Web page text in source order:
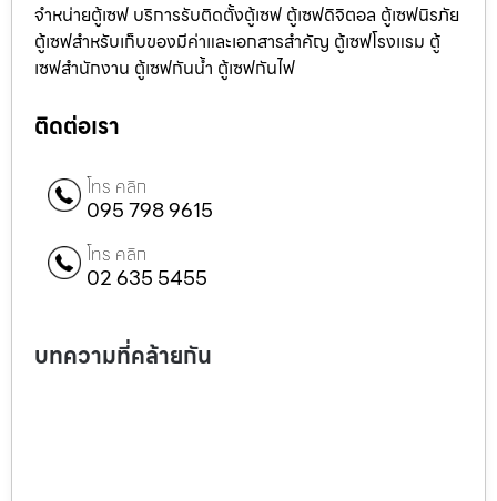
จำหน่ายตู้เซฟ บริการรับติดตั้งตู้เซฟ ตู้เซฟดิจิตอล ตู้เซฟนิรภัย
ตู้เซฟสำหรับเก็บของมีค่าและเอกสารสำคัญ ตู้เซฟโรงแรม ตู้
เซฟสำนักงาน ตู้เซฟกันน้ำ ตู้เซฟกันไฟ
ติดต่อเรา
โทร คลิก
095 798 9615
โทร คลิก
02 635 5455
บทความที่คล้ายกัน